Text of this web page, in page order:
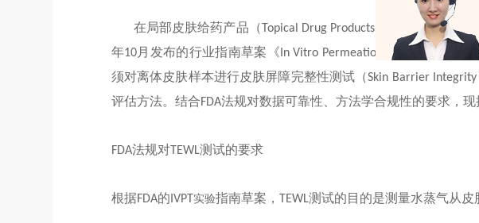
在局部皮肤给药产品（Topical Drug Products）的仿制药申请（
年10月 发布的行业指南草案《 In Vitro Permeation Test Studies for
须对离体皮肤样本进行皮肤屏障完整性测试（Skin Barrier Integrity
评估方法。结合FDA法规对数据可靠性、方法学合规性的要求，
FDA法规对TEWL测试的要求
根据FDA的 IVPT实验指南草案， TEWL测试的目的是测量水蒸气从